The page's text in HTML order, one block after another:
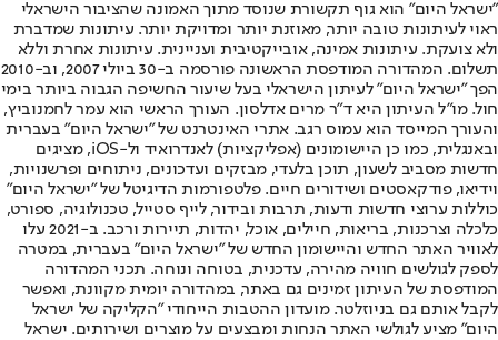
"ישראל היום" הוא גוף תקשורת שנוסד מתוך האמונה שהציבור הישראלי
ראוי לעיתונות טובה יותר, מאוזנת יותר ומדויקת יותר. עיתונות שמדברת
ולא צועקת. עיתונות אמינה, אובייקטיבית ועניינית. עיתונות אחרת וללא
תשלום. המהדורה המודפסת הראשונה פורסמה ב-30 ביולי 2007, וב-2010
הפך "ישראל היום" לעיתון הישראלי בעל שיעור החשיפה הגבוה ביותר בימי
חול. מו"ל העיתון היא ד"ר מרים אדלסון. העורך הראשי הוא עמר לחמנוביץ,
והעורך המייסד הוא עמוס רגב. אתרי האינטרנט של "ישראל היום" בעברית
ובאנגלית, כמו כן היישומונים (אפליקציות) לאנדרואיד ול-iOS, מציגים
חדשות מסביב לשעון, תוכן בלעדי, מבזקים ועדכונים, ניתוחים ופרשנויות,
וידיאו, פודקאסטים ושידורים חיים. פלטפורמות הדיגיטל של "ישראל היום"
כוללות ערוצי חדשות ודעות, תרבות ובידור, לייף סטייל, טכנולוגיה, ספורט,
כלכלה וצרכנות, בריאות, חיילים, אוכל, יהדות, תיירות ורכב. ב-2021 עלו
לאוויר האתר החדש והיישומון החדש של "ישראל היום" בעברית, במטרה
לספק לגולשים חוויה מהירה, עדכנית, בטוחה ונוחה. תכני המהדורה
המודפסת של העיתון זמינים גם באתר, במהדורה יומית מקוונת, ואפשר
לקבל אותם גם בניוזלטר. מועדון ההטבות הייחודי "הקליקה של ישראל
היום" מציע לגולשי האתר הנחות ומבצעים על מוצרים ושירותים. ישראל